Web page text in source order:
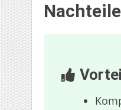
Nachteile